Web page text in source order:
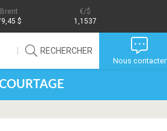
Brent
$
/$
1,1537
RECHERCHER
Nous contacter